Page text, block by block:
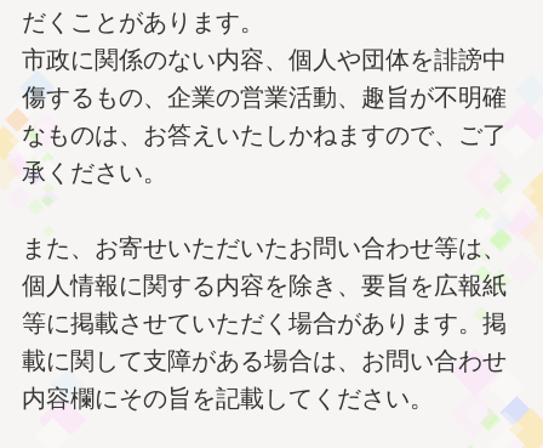
だくことがあります。
市政に関係のない内容、個人や団体を誹謗中
傷するもの、企業の営業活動、趣旨が不明確
なものは、お答えいたしかねますので、ご了
承ください。
また、お寄せいただいたお問い合わせ等は、
個人情報に関する内容を除き、要旨を広報紙
等に掲載させていただく場合があります。掲
載に関して支障がある場合は、お問い合わせ
内容欄にその旨を記載してください。